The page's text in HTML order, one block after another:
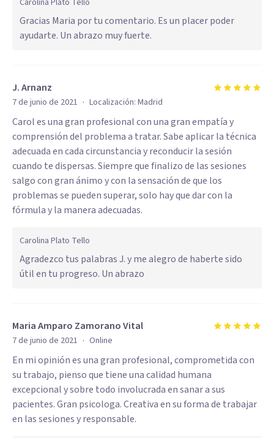
Carolina Plato Tello
Gracias Maria por tu comentario. Es un placer poder
ayudarte. Un abrazo muy fuerte.
J. Arnanz
7 de junio de 2021 · Localización: Madrid
Carol es una gran profesional con una gran empatía y
comprensión del problema a tratar. Sabe aplicar la técnica
adecuada en cada circunstancia y reconducir la sesión
cuando te dispersas. Siempre que finalizo de las sesiones
salgo con gran ánimo y con la sensación de que los
problemas se pueden superar, solo hay que dar con la
fórmula y la manera adecuadas.
Carolina Plato Tello
Agradezco tus palabras J. y me alegro de haberte sido
útil en tu progreso. Un abrazo
Maria Amparo Zamorano Vital
7 de junio de 2021 · Online
En mi opinión es una gran profesional, comprometida con
su trabajo, pienso que tiene una calidad humana
excepcional y sobre todo involucrada en sanar a sus
pacientes. Gran psicologa. Creativa en su forma de trabajar
en las sesiones y responsable.